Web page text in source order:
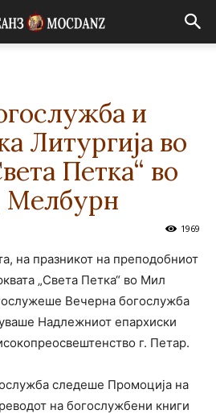
и
Литургија во
Петка“ во
1969
на празникот на преподобниот
„Света Петка“ во Мил
Вечерна богослужба
Надлежниот епархиски
г. Петар.
следеше Промоција на
на богослужбени книги